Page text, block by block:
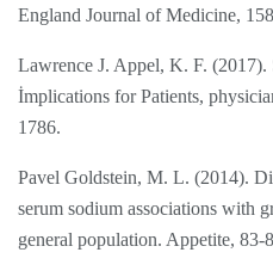
England Journal of Medicine,
Lawrence J. Appel, K. F.
İmplications for Patients,
1786.
Pavel Goldstein, M. L. (2014).
serum sodium associations with
general population. Appetite, 83-